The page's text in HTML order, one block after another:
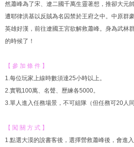
然蕭峰為了宋、遼二國千萬生靈著想，推卻大元
遭耶律洪基以反賊為名囚禁於王府之中。中原群
英雄好漢，前往遼國王宮欲解救蕭峰。身為武林
的時候了！
【 參 加 條 件 】
1.每位玩家上線時數須達25小時以上。
2.實戰100萬、名聲、歷練各5000。
3.單人進入任務場景，不可組隊（但任務可20人同
【 闖 關 方 式 】
1.點選大漠的說書客後，選擇營救蕭峰後，會進入